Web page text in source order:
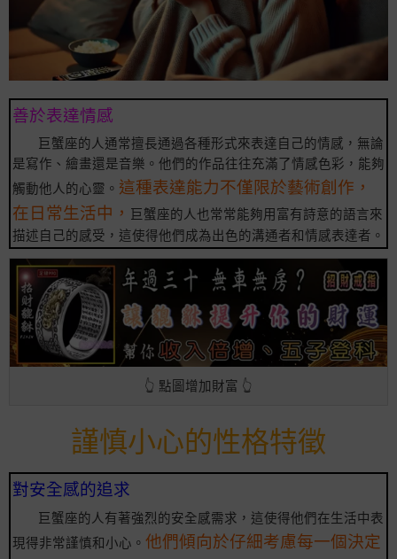
善於表達情感
巨蟹座的人通常擅長通過各種形式來表達自己的情感，無論
是寫作、繪畫還是音樂。他們的作品往往充滿了情感色彩，能夠
觸動他人的心靈。 這種表達能力不僅限於藝術創作，
在日常生活中， 巨蟹座的人也常常能夠用富有詩意的語言來
描述自己的感受，這使得他們成為出色的溝通者和情感表達者。
👆 點圖增加財富 👆
謹慎小心的性格特徵
對安全感的追求
巨蟹座的人有著強烈的安全感需求，這使得他們在生活中表
現得非常謹慎和小心。 他們傾向於仔細考慮每一個決定